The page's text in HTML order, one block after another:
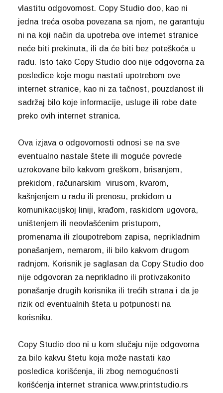
vlastitu odgovornost. Copy Studio doo, kao ni
jedna treća osoba povezana sa njom, ne garantuju
ni na koji način da upotreba ove internet stranice
neće biti prekinuta, ili da će biti bez poteškoća u
radu. Isto tako Copy Studio doo nije odgovorna za
posledice koje mogu nastati upotrebom ove
internet stranice, kao ni za tačnost, pouzdanost ili
sadržaj bilo koje informacije, usluge ili robe date
preko ovih internet stranica.
Ova izjava o odgovornosti odnosi se na sve
eventualno nastale štete ili moguće povrede
uzrokovane bilo kakvom greškom, brisanjem,
prekidom, računarskim virusom, kvarom,
kašnjenjem u radu ili prenosu, prekidom u
komunikacijskoj liniji, krađom, raskidom ugovora,
uništenjem ili neovlašćenim pristupom,
promenama ili zloupotrebom zapisa, neprikladnim
ponašanjem, nemarom, ili bilo kakvom drugom
radnjom. Korisnik je saglasan da Copy Studio doo
nije odgovoran za neprikladno ili protivzakonito
ponašanje drugih korisnika ili trećih strana i da je
rizik od eventualnih šteta u potpunosti na
korisniku.
Copy Studio doo ni u kom slučaju nije odgovorna
za bilo kakvu štetu koja može nastati kao
posledica korišćenja, ili zbog nemogućnosti
korišćenja internet stranica www.printstudio.rs